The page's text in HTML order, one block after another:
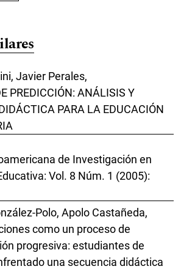
Javier Perales,
PREDICCIÓN: ANÁLISIS Y
PARA LA EDUCACIÓN
de Investigación en
Vol. 8 Núm. 1 (2005):
Polo, Apolo Castañeda,
como un proceso de
progresiva: estudiantes de
una secuencia didáctica